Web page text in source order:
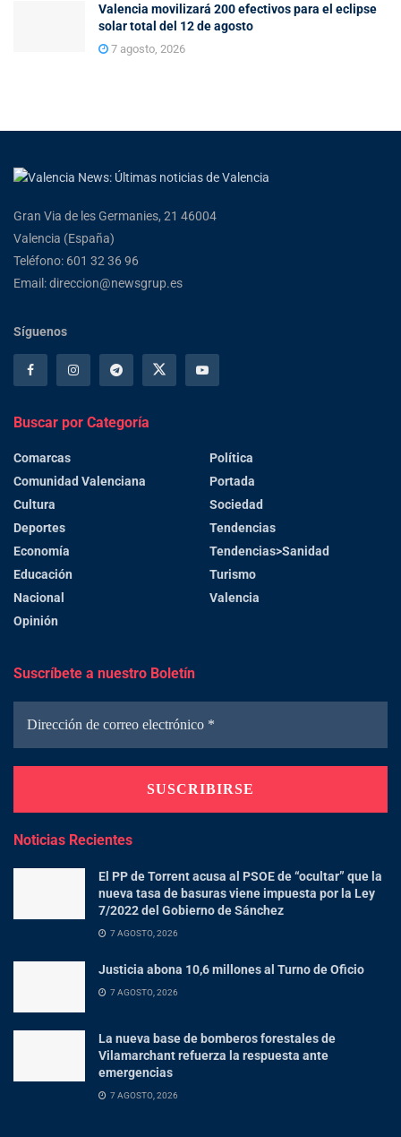
Valencia movilizará 200 efectivos para el eclipse
solar total del 12 de agosto
7 agosto, 2026
Gran Via de les Germanies, 21 46004
Valencia (España)
Teléfono: 601 32 36 96
Email: direccion@newsgrup.es
Síguenos
Buscar por Categoría
Comarcas
Comunidad Valenciana
Cultura
Deportes
Economía
Educación
Nacional
Opinión
Política
Portada
Sociedad
Tendencias
Tendencias>Sanidad
Turismo
Valencia
Suscríbete a nuestro Boletín
Noticias Recientes
El PP de Torrent acusa al PSOE de “ocultar” que la
nueva tasa de basuras viene impuesta por la Ley
7/2022 del Gobierno de Sánchez
7 AGOSTO, 2026
Justicia abona 10,6 millones al Turno de Oficio
7 AGOSTO, 2026
La nueva base de bomberos forestales de
Vilamarchant refuerza la respuesta ante
emergencias
7 AGOSTO, 2026